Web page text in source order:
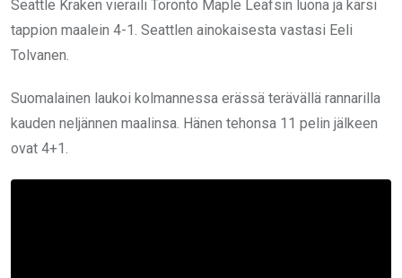
Seattle Kraken vieraili Toronto Maple Leafsin luona ja kärsi
tappion maalein 4-1. Seattlen ainokaisesta vastasi Eeli
Tolvanen.
Suomalainen laukoi kolmannessa erässä terävällä rannarilla
kauden neljännen maalinsa. Hänen tehonsa 11 pelin jälkeen
ovat 4+1.